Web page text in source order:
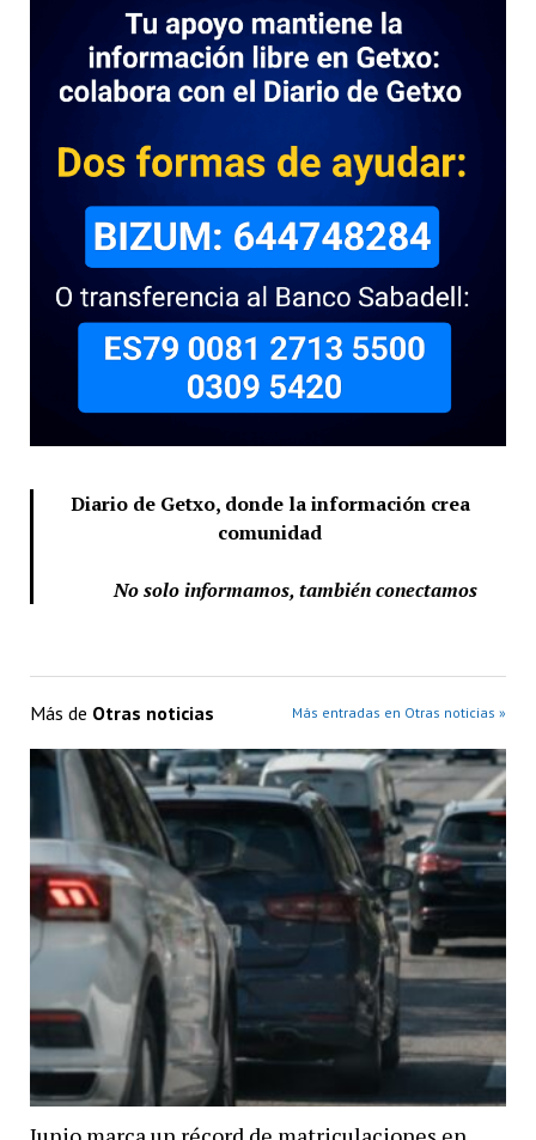
Diario de Getxo, donde la información crea
comunidad
No solo informamos, también conectamos
Más de Otras noticias Más entradas en Otras noticias »